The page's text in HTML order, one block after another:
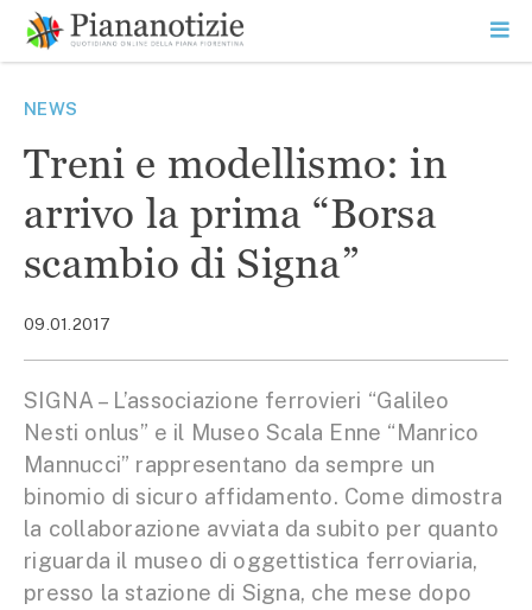
contenuto
SEARCH
NEWS
Treni e modellismo: in
arrivo la prima “Borsa
scambio di Signa”
09.01.2017
SIGNA – L’associazione ferrovieri “Galileo
Nesti onlus” e il Museo Scala Enne “Manrico
Mannucci” rappresentano da sempre un
binomio di sicuro affidamento. Come dimostra
la collaborazione avviata da subito per quanto
riguarda il museo di oggettistica ferroviaria,
presso la stazione di Signa, che mese dopo